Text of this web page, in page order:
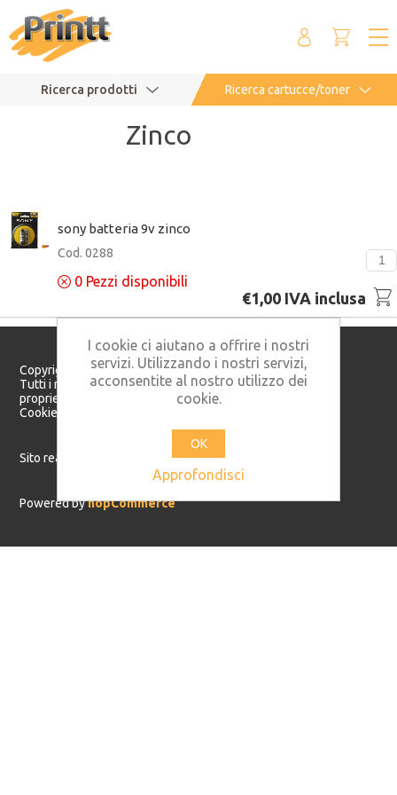
Ricerca prodotti Ricerca cartucce/toner
Zinco
sony batteria 9v zinco
Cod. 0288
0 Pezzi disponibili
€1,00 IVA inclusa
Copyright © 2026 Printt S.r.l. - P. IVA: 05982160821
Tutti i marchi citati in questo sito appartengono ai rispettivi
proprietari.
Cookie Policy
Sito realizzato da
Powered bynopCommerce
I cookie ci aiutano a offrire i nostri
servizi. Utilizzando i nostri servizi,
acconsentite al nostro utilizzo dei
cookie.
OK
Approfondisci